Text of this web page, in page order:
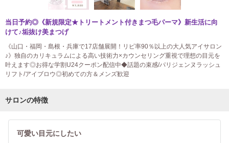
当日予約◎《新規限定★トリートメント付きまつ毛パーマ》新生活に向
けて♪垢抜け美まつげ
《山口・福岡・島根・兵庫で17店舗展開！リピ率90％以上の大人気アイサロン
♪》独自のカリキュラムによる高い技術力×カウンセリング重視で理想の目元を
叶えます◎お得な学割U24クーポン配信中◆話題の束感/パリジェンヌラッシュ
リフト/アイブロウ◎初めての方＆メンズ歓迎
サロンの特徴
可愛い目元にしたい